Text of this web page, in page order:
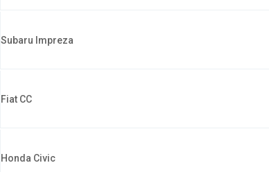
Subaru Impreza
Fiat CC
Honda Civic